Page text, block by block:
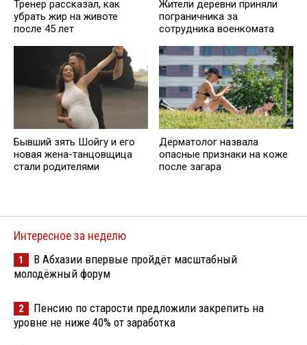
Тренер рассказал, как
убрать жир на животе
после 45 лет
Жители деревни приняли
пограничника за
сотрудника военкомата
Бывший зять Шойгу и его
новая жена-танцовщица
стали родителями
Дерматолог назвала
опасные признаки на коже
после загара
Интересное за неделю
1
В Абхазии впервые пройдёт масштабный
молодёжный форум
2
Пенсию по старости предложили закрепить на
уровне не ниже 40% от заработка